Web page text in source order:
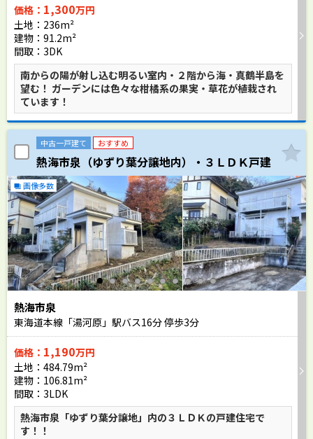
価格： 1,300万円
土地：236m²
建物：91.2m²
間取：3DK
南からの陽が射し込む明るい室内・２階から海・真鶴半島を
望む！ ガーデンには色々な柑橘系の果実・草花が植栽され
ています！
中古一戸建て おすすめ
熱海市泉（ゆずり葉分譲地内）・３ＬＤＫ戸建
画像多数
熱海市泉
東海道本線「湯河原」駅バス16分 停歩3分
価格： 1,190万円
土地：484.79m²
建物：106.81m²
間取：3LDK
熱海市泉「ゆずり葉分譲地」内の３ＬＤＫの戸建住宅で
す！！